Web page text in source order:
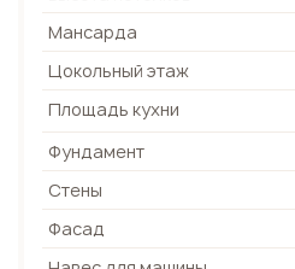
Мансарда
Цокольный этаж
Площадь кухни
Фундамент
Стены
Фасад